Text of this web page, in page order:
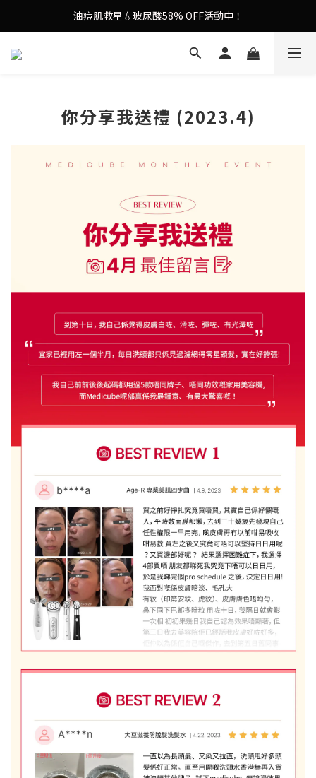
謝安琪愛用美容儀🌸護膚效果UP！
油痘肌救星💧玻尿酸58% OFF活動中！
果凍噴霧！一噴即現美白光透肌✨
你分享我送禮 (2023.4)